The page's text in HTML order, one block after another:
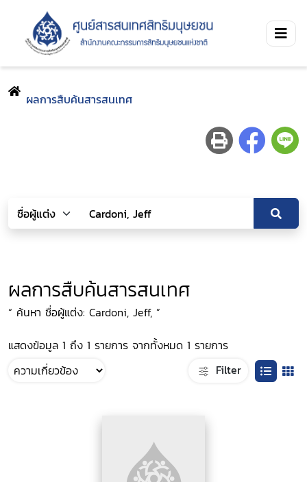
ผลการสืบค้นสารสนเทศ
ผลการสืบค้นสารสนเทศ
“ ค้นหา ชื่อผู้แต่ง: Cardoni, Jeff, ”
แสดงข้อมูล 1 ถึง 1 รายการ จากทั้งหมด 1 รายการ
Filter